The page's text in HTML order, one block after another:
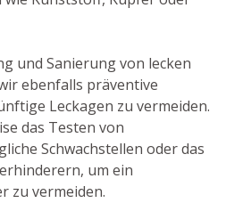
und Sanierung von lecken
ebenfalls präventive
Leckagen zu vermeiden.
das Testen von
Schwachstellen oder das
um ein
zu vermeiden.